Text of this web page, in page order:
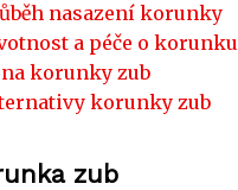
nasazení korunky
a péče o korunku
korunky zub
korunky zub
zub